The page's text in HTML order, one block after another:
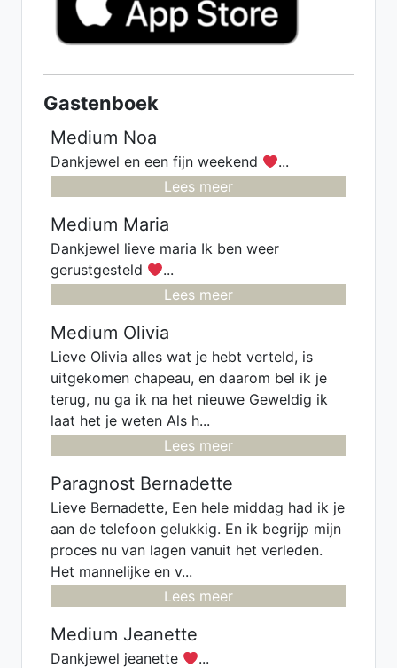
Gastenboek
Medium Noa
Dankjewel en een fijn weekend
...
Lees meer
Medium Maria
Dankjewel lieve maria Ik ben weer
gerustgesteld
...
Lees meer
Medium Olivia
Lieve Olivia alles wat je hebt verteld, is
uitgekomen chapeau, en daarom bel ik je
terug, nu ga ik na het nieuwe Geweldig ik
laat het je weten Als h...
Lees meer
Paragnost Bernadette
Lieve Bernadette, Een hele middag had ik je
aan de telefoon gelukkig. En ik begrijp mijn
proces nu van lagen vanuit het verleden.
Het mannelijke en v...
Lees meer
Medium Jeanette
Dankjewel jeanette
...